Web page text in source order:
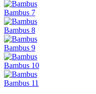
Bambus 7
Bambus 8
Bambus 9
Bambus 10
Bambus 11